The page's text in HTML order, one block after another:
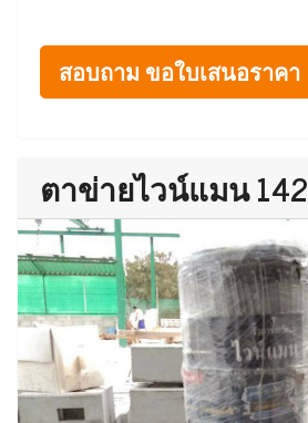
สอบถาม ขอใบเสนอราคา
ตาข่ายไวน์แมน 142